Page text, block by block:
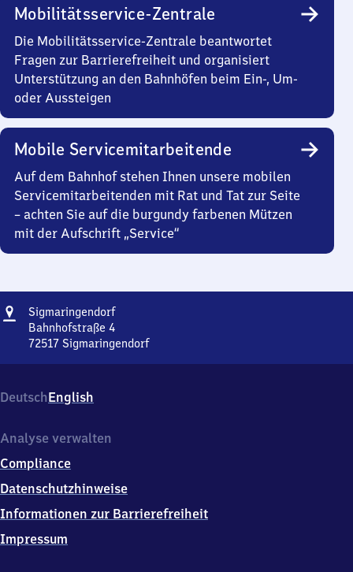
Mobilitätsservice-Zentrale
Die Mobilitätsservice-Zentrale beantwortet
Fragen zur Barrierefreiheit und organisiert
Unterstützung an den Bahnhöfen beim Ein-, Um-
oder Aussteigen
Mobile Servicemitarbeitende
Auf dem Bahnhof stehen Ihnen unsere mobilen
Servicemitarbeitenden mit Rat und Tat zur Seite
– achten Sie auf die burgundy farbenen Mützen
mit der Aufschrift „Service“
Adresse
SigmaringendorfSigmaringendorf
Bahnhofstraße 4
72517 Sigmaringendorf
4,
7
5
7
Sigmaringendorf
DeutschEnglish
Analyse verwalten
Compliance
Datenschutzhinweise
Informationen zur Barrierefreiheit
Impressum